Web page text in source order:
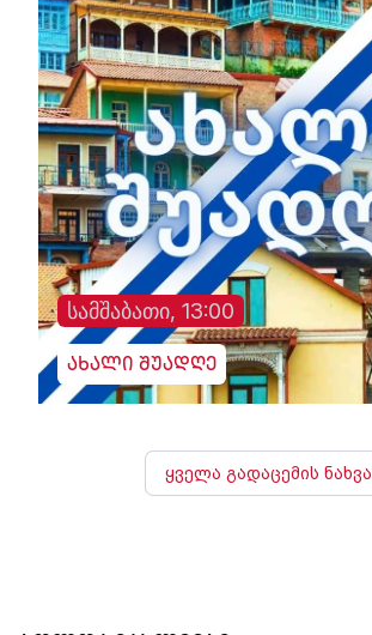
სამშაბათი, 13:00
ახალი შუადღე
ყველა გადაცემის ნახვა